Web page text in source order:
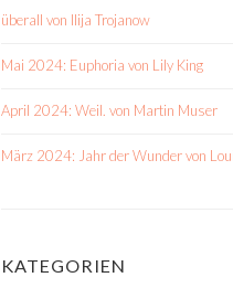
überall von Ilija Trojanow
Mai 2024: Euphoria von Lily King
April 2024: Weil. von Martin Muser
März 2024: Jahr der Wunder von
KATEGORIEN